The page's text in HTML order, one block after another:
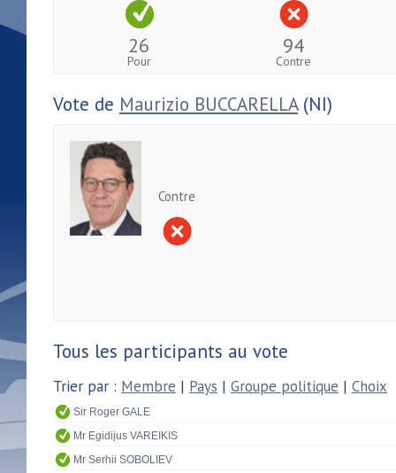
26
Pour
94
Contre
Vote de Maurizio BUCCARELLA(NI)
Contre
Tous les participants au vote
Trier par : Membre | Pays | Groupe politique | Choix
Sir Roger GALE
Mr Egidijus VAREIKIS
Mr Serhii SOBOLIEV